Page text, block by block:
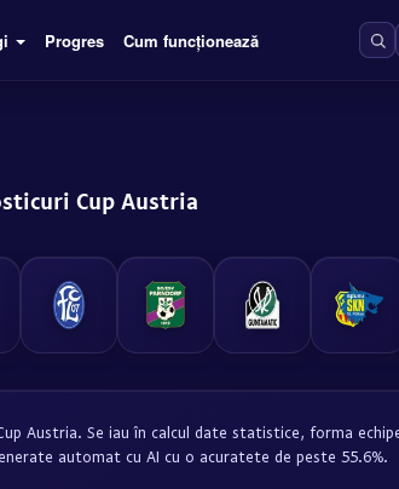
Progres Cum funcționează
Cup Austria
Austria. Se iau în calcul date statistice, forma
automat cu AI cu o acuratete de peste 55.6%.